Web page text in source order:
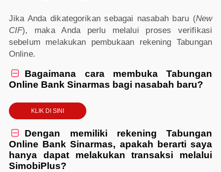
Jika Anda dikategorikan sebagai nasabah baru (New
CIF), maka Anda perlu melalui proses verifikasi
sebelum melakukan pembukaan rekening Tabungan
Online.

Bagaimana cara membuka Tabungan
Online Bank Sinarmas bagi nasabah baru?
KLIK DI SINI

Dengan memiliki rekening Tabungan
Online Bank Sinarmas, apakah berarti saya
hanya dapat melakukan transaksi melalui
SimobiPlus?